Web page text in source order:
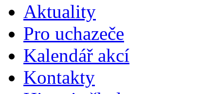
Aktuality
Pro uchazeče
Kalendář akcí
Kontakty